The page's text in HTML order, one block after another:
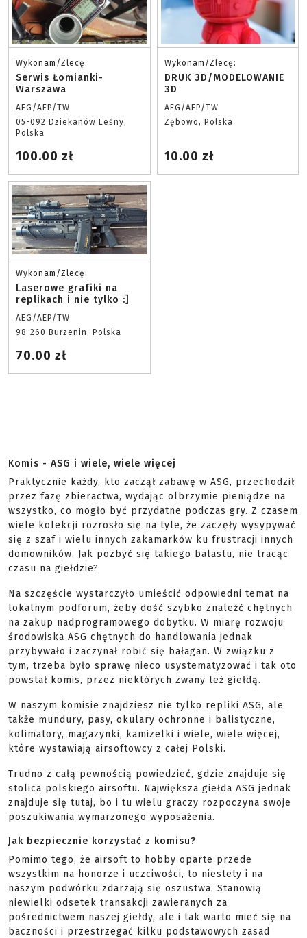
Wykonam/Zlecę:
Serwis Łomianki-
Warszawa
AEG/AEP/TW
05-092 Dziekanów Leśny,
Polska
100.00 zł
Wykonam/Zlecę:
DRUK 3D/MODELOWANIE
3D
AEG/AEP/TW
Zębowo, Polska
10.00 zł
Wykonam/Zlecę:
Laserowe grafiki na
replikach i nie tylko :]
AEG/AEP/TW
98-260 Burzenin, Polska
70.00 zł
Komis - ASG i wiele, wiele więcej
Praktycznie każdy, kto zaczął zabawę w ASG, przechodził
przez fazę zbieractwa, wydając olbrzymie pieniądze na
wszystko, co mogło być przydatne podczas gry. Z czasem
wiele kolekcji rozrosło się na tyle, że zaczęły wysypywać
się z szaf i wielu innych zakamarków ku frustracji innych
domowników. Jak pozbyć się takiego balastu, nie tracąc
czasu na giełdzie?
Na szczęście wystarczyło umieścić odpowiedni temat na
lokalnym podforum, żeby dość szybko znaleźć chętnych
na zakup nadprogramowego dobytku. W miarę rozwoju
środowiska ASG chętnych do handlowania jednak
przybywało i zaczynał robić się bałagan. W związku z
tym, trzeba było sprawę nieco usystematyzować i tak oto
powstał komis, przez niektórych zwany też giełdą.
W naszym komisie znajdziesz nie tylko repliki ASG, ale
także mundury, pasy, okulary ochronne i balistyczne,
kolimatory, magazynki, kamizelki i wiele, wiele więcej,
które wystawiają airsoftowcy z całej Polski.
Trudno z całą pewnością powiedzieć, gdzie znajduje się
stolica polskiego airsoftu. Największa giełda ASG jednak
znajduje się tutaj, bo i tu wielu graczy rozpoczyna swoje
poszukiwania wymarzonego wyposażenia.
Jak bezpiecznie korzystać z komisu?
Pomimo tego, że airsoft to hobby oparte przede
wszystkim na honorze i uczciwości, to niestety i na
naszym podwórku zdarzają się oszustwa. Stanowią
niewielki odsetek transakcji zawieranych za
pośrednictwem naszej giełdy, ale i tak warto mieć się na
baczności i przestrzegać kilku podstawowych zasad